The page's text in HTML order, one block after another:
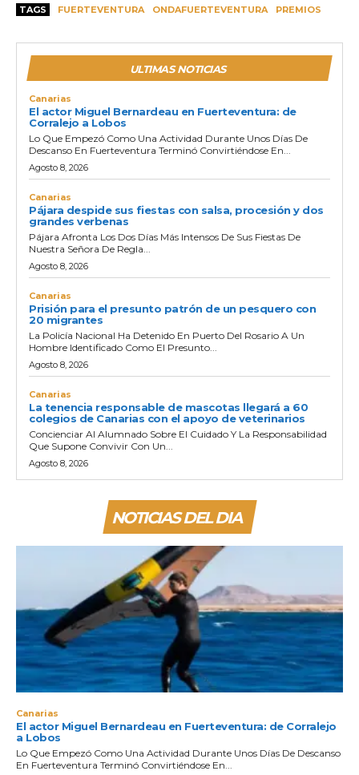
TAGS FUERTEVENTURA ONDAFUERTEVENTURA PREMIOS
ULTIMAS NOTICIAS
Canarias
El actor Miguel Bernardeau en Fuerteventura: de
Corralejo a Lobos
Lo Que Empezó Como Una Actividad Durante Unos Días De
Descanso En Fuerteventura Terminó Convirtiéndose En...
Agosto 8, 2026
Canarias
Pájara despide sus fiestas con salsa, procesión y dos
grandes verbenas
Pájara Afronta Los Dos Días Más Intensos De Sus Fiestas De
Nuestra Señora De Regla...
Agosto 8, 2026
Canarias
Prisión para el presunto patrón de un pesquero con
20 migrantes
La Policía Nacional Ha Detenido En Puerto Del Rosario A Un
Hombre Identificado Como El Presunto...
Agosto 8, 2026
Canarias
La tenencia responsable de mascotas llegará a 60
colegios de Canarias con el apoyo de veterinarios
Concienciar Al Alumnado Sobre El Cuidado Y La Responsabilidad
Que Supone Convivir Con Un...
Agosto 8, 2026
NOTICIAS DEL DIA
Canarias
El actor Miguel Bernardeau en Fuerteventura: de Corralejo
a Lobos
Lo Que Empezó Como Una Actividad Durante Unos Días De Descanso
En Fuerteventura Terminó Convirtiéndose En...